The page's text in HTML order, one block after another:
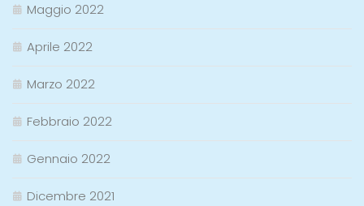
Maggio 2022
Aprile 2022
Marzo 2022
Febbraio 2022
Gennaio 2022
Dicembre 2021